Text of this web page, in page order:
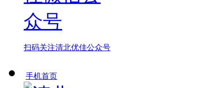
扫码关注清北优佳公众号
手机首页